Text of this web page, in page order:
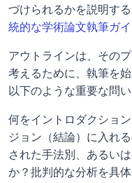
づけられるかを説明す
統的な学術論文執筆ガ
アウトラインは、その
考えるために、執筆を
以下のような重要な問
何をイントロダクショ
ジョン（結論）に入れ
された手法別、あるい
か？批判的な分析を具